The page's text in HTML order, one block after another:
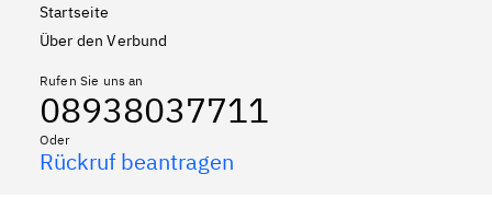
Startseite
Über den Verbund
Rufen Sie uns an
08938037711
Oder
Rückruf beantragen